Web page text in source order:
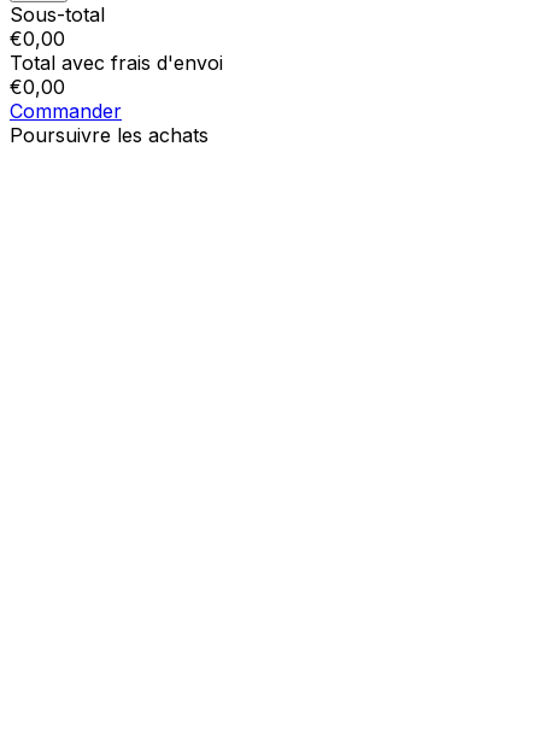
Sous-total
€0,00
Total avec frais d'envoi
€0,00
Commander
Poursuivre les achats